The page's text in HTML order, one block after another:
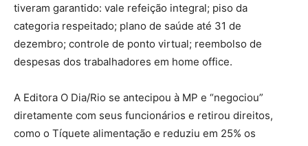
tiveram garantido: vale refeição integral; piso da
categoria respeitado; plano de saúde até 31 de
dezembro; controle de ponto virtual; reembolso de
despesas dos trabalhadores em home office.
A Editora O Dia/Rio se antecipou à MP e “negociou”
diretamente com seus funcionários e retirou direitos,
como o Tíquete alimentação e reduziu em 25% os